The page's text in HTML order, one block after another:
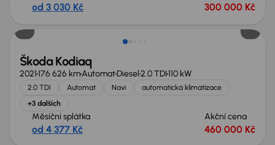
od 3 030 Kč 300 000 Kč
Škoda Kodiaq
2021176 626 kmAutomatDiesel2.0 TDI110 kW
2.0 TDI Automat Navi
automatická klimatizace
+3 dalších
Měsíční splátka
od 4 377 Kč
Akční cena
460 000 Kč
Zlevněno o 10 000 Kč